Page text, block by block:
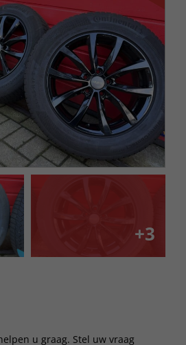
+3
u graag. Stel uw vraag